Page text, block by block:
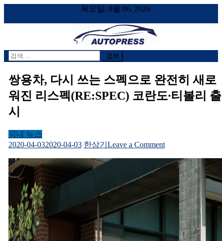
목요일, 8월 06, 2026
AUTOPRESS
오토프레스, 자동차시승기, 자동차, 시승기, 한상기
검
색
어:
쌍용차, 다시 쓰는 스펙으로 완전히 새로
워진 리스펙(RE:SPEC) 코란도∙티볼리 출
시
국내 뉴스
2020-04-032020-04-03 한상기 Leave a Commenton
용
시
펙